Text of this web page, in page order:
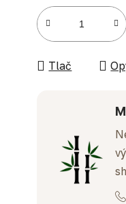
Jednotková cena:
Tlač